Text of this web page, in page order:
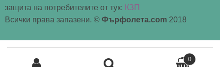
0
защита на потребителите от тук: КЗП
Всички права запазени. © Фърфолета.com 2018